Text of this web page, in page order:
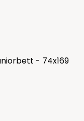
- 74x169